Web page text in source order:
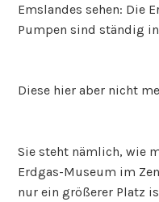
Emslandes sehen: Die
Pumpen sind ständig
Diese hier aber nicht
Sie steht nämlich, wie
Erdgas-Museum im
nur ein größerer Platz